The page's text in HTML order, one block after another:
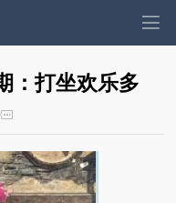
：打坐欢乐多